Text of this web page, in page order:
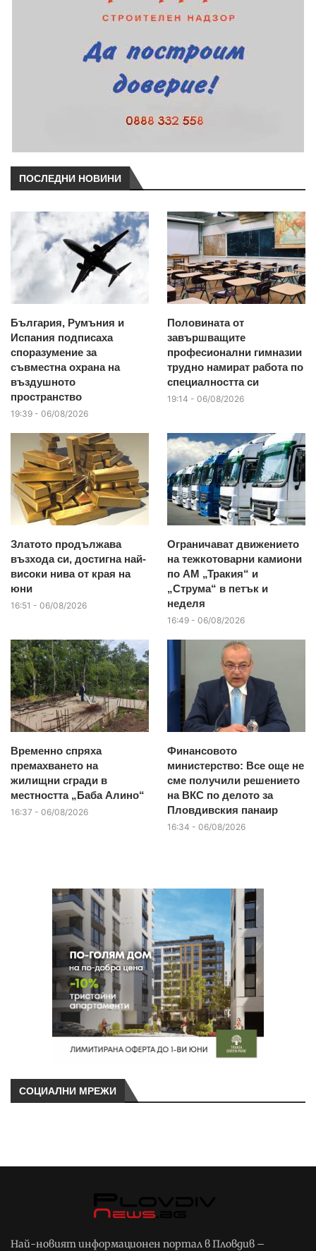
ПОСЛЕДНИ НОВИНИ
България, Румъния и
Испания подписаха
споразумение за
съвместна охрана на
въздушното
пространство
19:39 - 06/08/2026
Половината от
завършващите
професионални гимназии
трудно намират работа по
специалността си
19:14 - 06/08/2026
Златото продължава
възхода си, достигна най-
високи нива от края на
юни
16:51 - 06/08/2026
Ограничават движението
на тежкотоварни камиони
по АМ „Тракия“ и
„Струма“ в петък и
неделя
16:49 - 06/08/2026
Временно спряха
премахването на
жилищни сгради в
местността „Баба Алино“
16:37 - 06/08/2026
Финансовото
министерство: Все още не
сме получили решението
на ВКС по делото за
Пловдивския панаир
16:34 - 06/08/2026
СОЦИАЛНИ МРЕЖИ
Най-новият информационен портал в Пловдив –